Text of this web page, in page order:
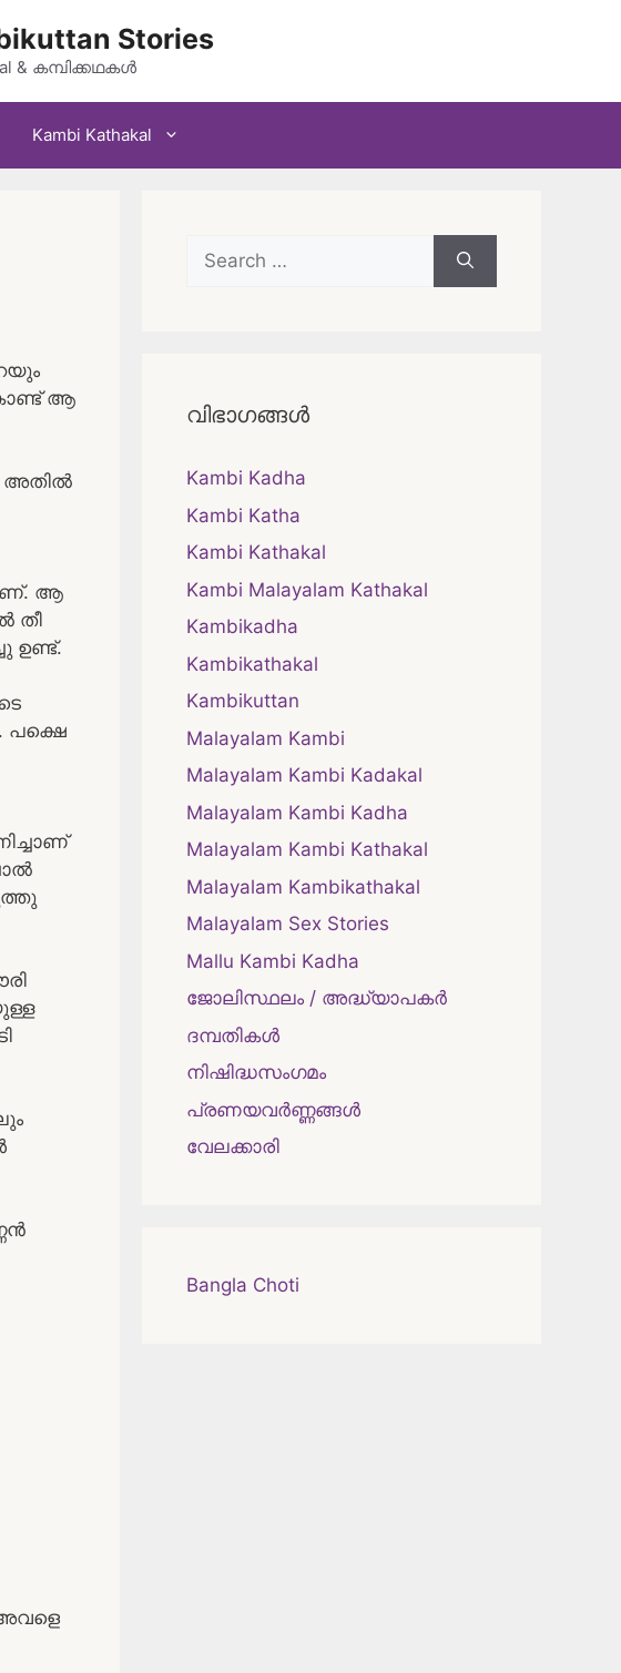
Stories
& കമ്പിക്കഥകൾ
Kambi Kathakal
ആ
അതിൽ
ആണ്. ആ
തീ
ഉണ്ട്.
പക്ഷെ
Search
for:
വിഭാഗങ്ങൾ
Kambi Kadha
Kambi Katha
Kambi Kathakal
Kambi Malayalam Kathakal
Kambikadha
Kambikathakal
Kambikuttan
Malayalam Kambi
Malayalam Kambi Kadakal
Malayalam Kambi Kadha
Malayalam Kambi Kathakal
Malayalam Kambikathakal
Malayalam Sex Stories
Mallu Kambi Kadha
ജോലിസ്ഥലം / അദ്ധ്യാപകർ
ദമ്പതികള്‍
നിഷിദ്ധസംഗമം
പ്രണയവർണ്ണങ്ങൾ
വേലക്കാരി
Bangla Choti